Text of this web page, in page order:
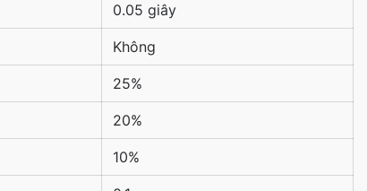
0.05 giây
Không
25%
20%
10%